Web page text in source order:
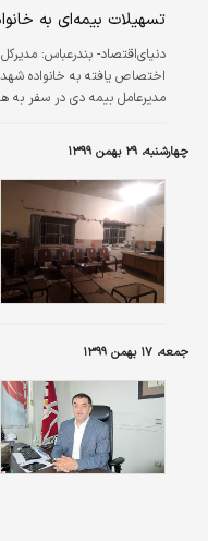
تسهیلات بیمه‌ای به
دنیای‌اقتصاد- بندرعباس:
اختصاص یافته به خانواده
مدیرعامل بیمه دی در سفر به
شهید و امور ایثارگران استان
چهارشنبه، ۲۹ بهمن ۱۳۹۹
جمعه، ۱۷ بهمن ۱۳۹۹